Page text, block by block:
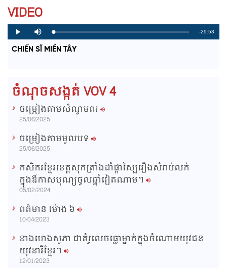
VIDEO
P
l
y
M
u
e
L
o
a
d
P
r
o
g
R
-29:53
CHIẾN SĨ MIỀN TÂY
ចំណុចសង្កត់ VOV 4
ចម្រៀងតាមសំណូមពរ
25/06/2025
ចម្រៀងតាមមូលបទ
25/06/2025
កសិករខ្មែរខេត្តសុកត្រាំងដាំផ្កាស្បៃរឿងសំរាប់លក់
ក្នុងឳកាសបុណ្យចូលឆ្នាំវៀតណាម។
05/02/2024
ពត៌មាន ម៉ោង​ ៦
10/04/2023
នាងហេងសូភា ជាគំរូលេចធ្លោម្នាក់ក្នុងចំណោមយុវជន
យុវនារីខ្មែរ។
12/01/2023